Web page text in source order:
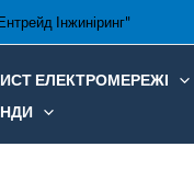
Інжиніринг"
ЕЛЕКТРОМЕРЕЖІ